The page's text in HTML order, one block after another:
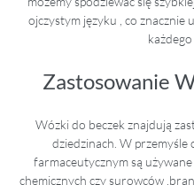
ojczystym języku , co znacznie
Zastosowanie
Wózki do beczek znajdują
dziedzinach. W przemyśle
farmaceutycznym są
chemicznych czy surowców